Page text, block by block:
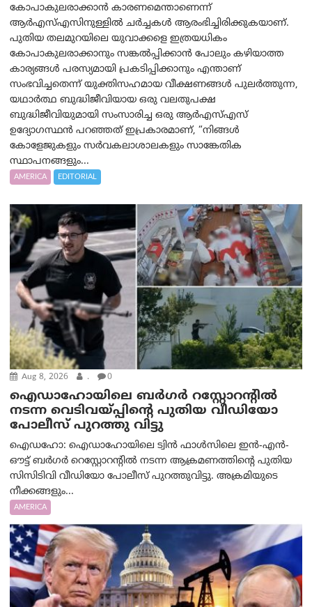
കോപാകുലരാക്കാൻ കാരണമെന്താണെന്ന്
ആർ‌എസ്‌എസിനുള്ളിൽ ചർച്ചകൾ ആരംഭിച്ചിരിക്കുകയാണ്.
പുതിയ തലമുറയിലെ യുവാക്കളെ ഇത്രയധികം
കോപാകുലരാക്കാനും സങ്കൽപ്പിക്കാൻ പോലും കഴിയാത്ത
കാര്യങ്ങൾ പരസ്യമായി പ്രകടിപ്പിക്കാനും എന്താണ്
സംഭവിച്ചതെന്ന് യുക്തിസഹമായ വീക്ഷണങ്ങൾ പുലർത്തുന്ന,
യഥാർത്ഥ ബുദ്ധിജീവിയായ ഒരു വലതുപക്ഷ
ബുദ്ധിജീവിയുമായി സംസാരിച്ച ഒരു ആർ‌എസ്‌എസ്
ഉദ്യോഗസ്ഥൻ പറഞ്ഞത് ഇപ്രകാരമാണ്, “നിങ്ങൾ
കോളേജുകളും സർവകലാശാലകളും സാങ്കേതിക
സ്ഥാപനങ്ങളും...
AMERICA EDITORIAL
Aug 8, 2026 . 0
ഐഡാഹോയിലെ ബർഗർ റസ്റ്റോറന്റിൽ
നടന്ന വെടിവയ്പ്പിന്റെ പുതിയ വീഡിയോ
പോലീസ് പുറത്തു വിട്ടു
ഐഡഹോ: ഐഡാഹോയിലെ ട്വിൻ ഫാൾസിലെ ഇൻ-എൻ-
ഔട്ട് ബർഗർ റെസ്റ്റോറന്റിൽ നടന്ന ആക്രമണത്തിന്റെ പുതിയ
സിസിടിവി വീഡിയോ പോലീസ് പുറത്തുവിട്ടു. അക്രമിയുടെ
നീക്കങ്ങളും...
AMERICA